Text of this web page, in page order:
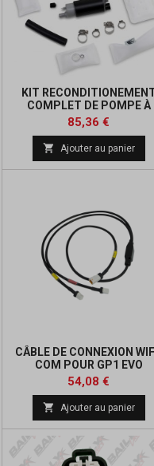
KIT
COMPLET DE POMPE À
ESSENCE YAMAHA
Prix
85,36 €
base
 Ajouter au panier
CÂBLE DE CONNEXION
COM POUR GP1 EVO
Prix
54,08 €
 Ajouter au panier